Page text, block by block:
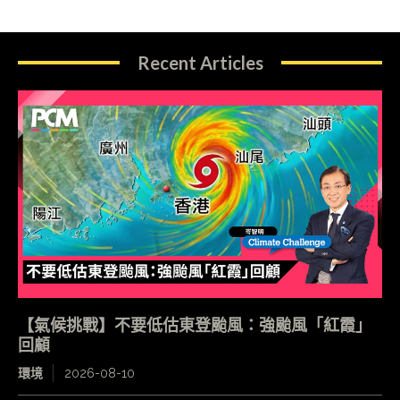
Recent Articles
【氣候挑戰】不要低估東登颱風：強颱風「紅霞」
回顧
環境 2026-08-10